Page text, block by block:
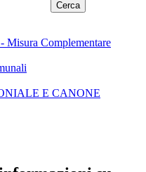
Misura Complementare
E CANONE